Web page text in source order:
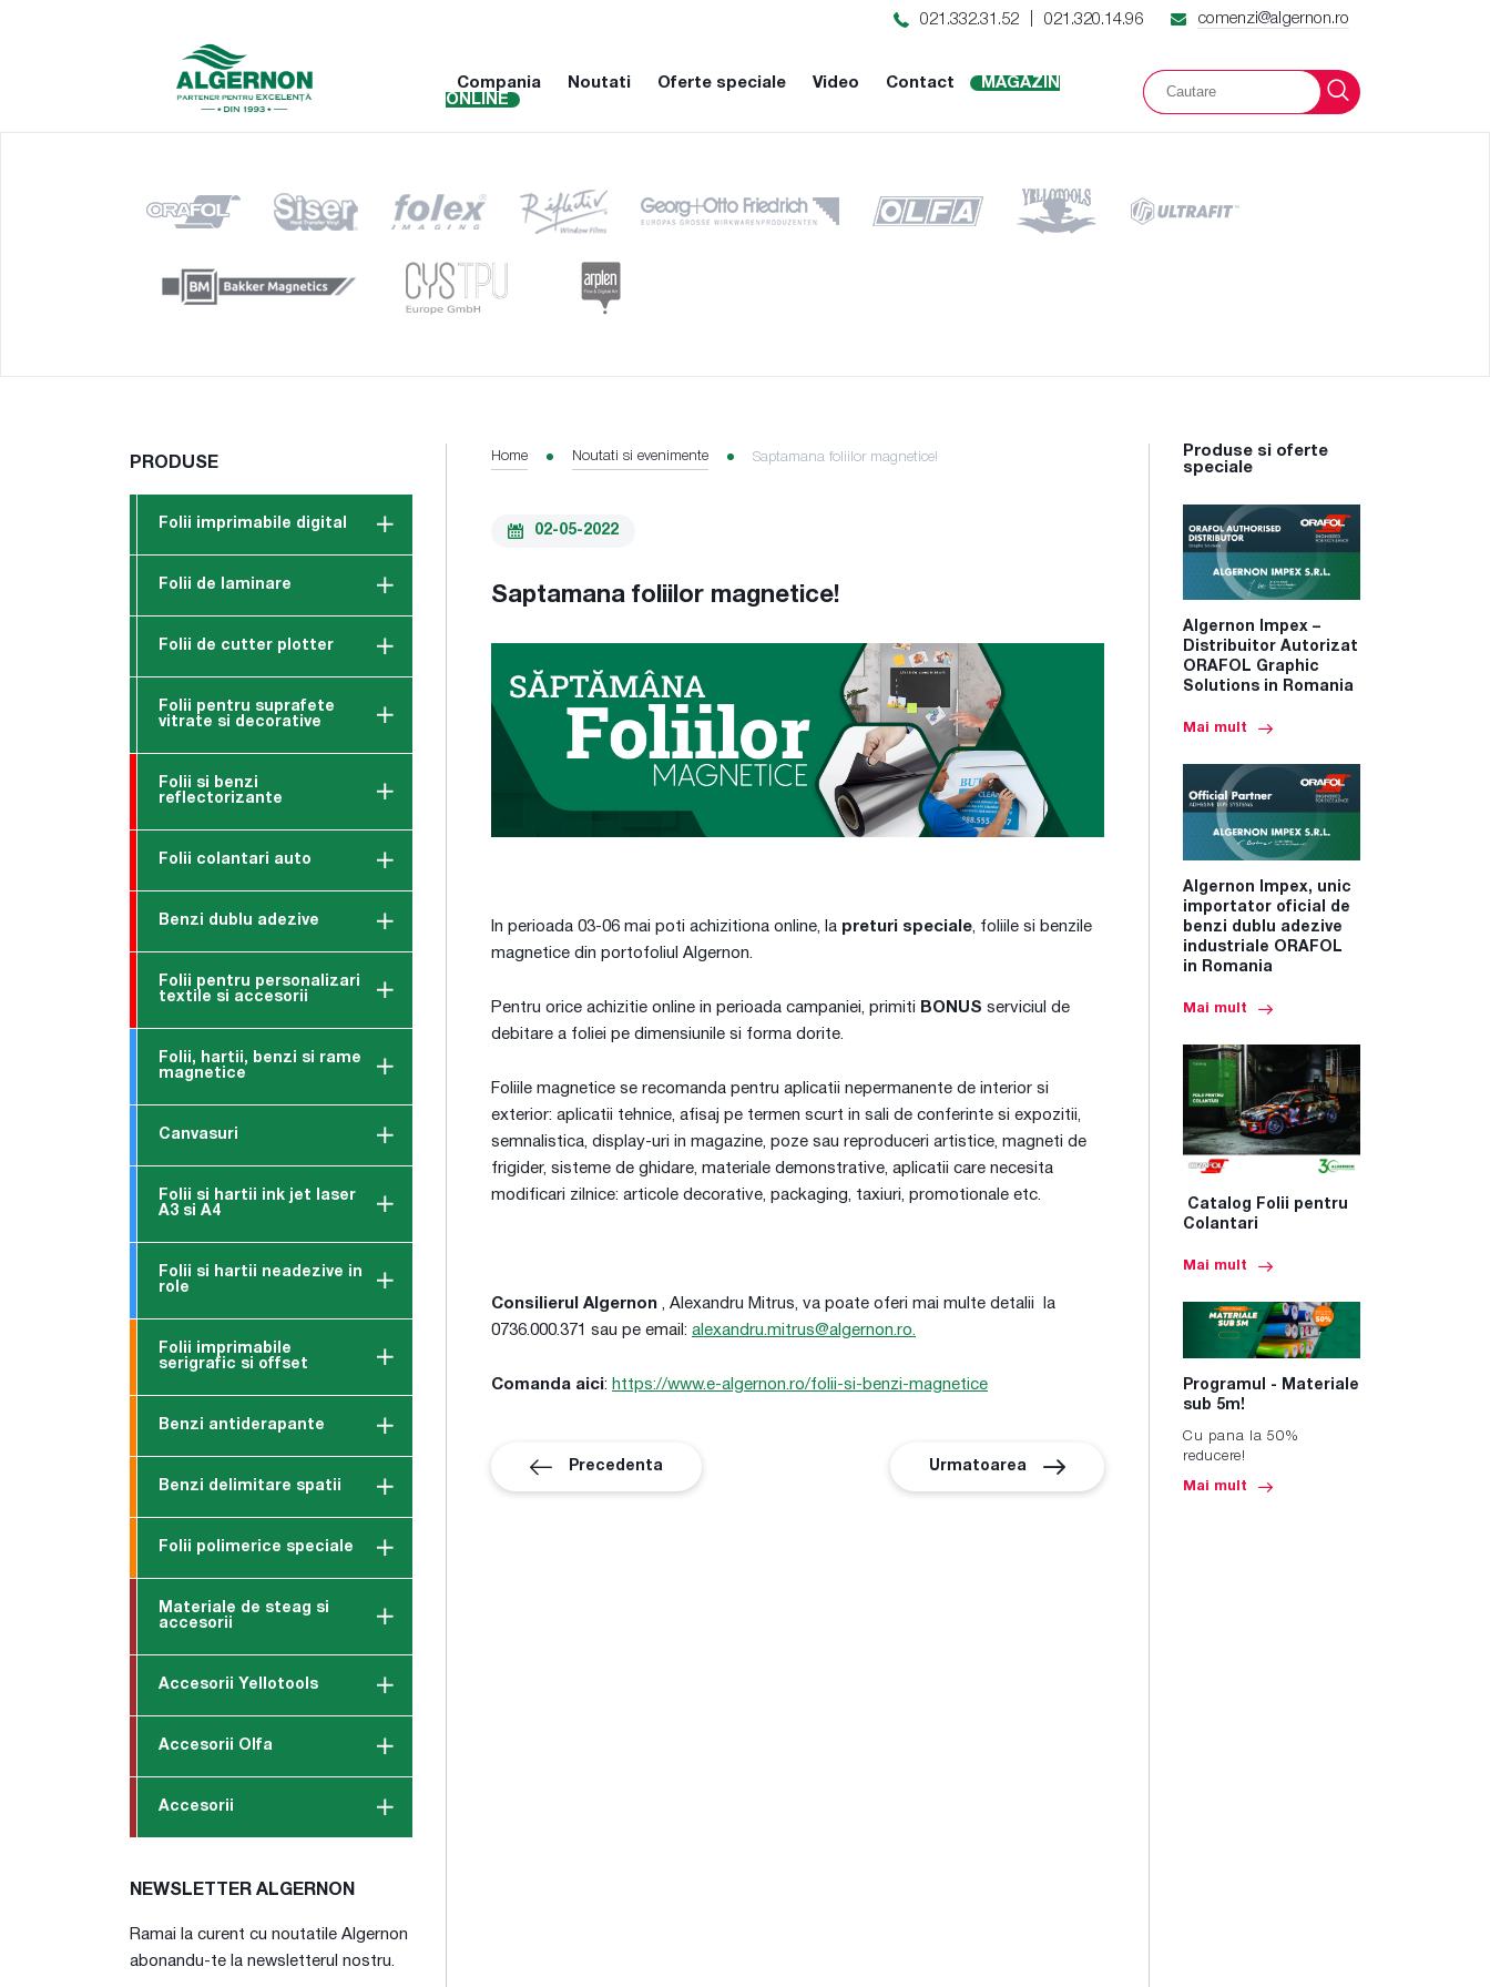
021.332.31.52 021.320.14.96 comenzi@algernon.ro
Compania Noutati Oferte speciale Video Contact
MAGAZIN
ONLINE
PRODUSE
Folii imprimabile digital
Folii de laminare
Folii de cutter plotter
Folii pentru suprafete
vitrate si decorative
Folii si benzi
reflectorizante
Folii colantari auto
Benzi dublu adezive
Folii pentru personalizari
textile si accesorii
Folii, hartii, benzi si rame
magnetice
Canvasuri
Folii si hartii ink jet laser
A3 si A4
Folii si hartii neadezive in
role
Folii imprimabile
serigrafic si offset
Benzi antiderapante
Benzi delimitare spatii
Folii polimerice speciale
Materiale de steag si
accesorii
Accesorii Yellotools
Accesorii Olfa
Accesorii
NEWSLETTER ALGERNON
Ramai la curent cu noutatile Algernon
abonandu-te la newsletterul nostru.
Home Noutati si evenimente Saptamana foliilor magnetice!
02-05-2022
Saptamana foliilor magnetice!
In perioada 03-06 mai poti achizitiona online, la preturi speciale , foliile si benzile
magnetice din portofoliul Algernon.
Pentru orice achizitie online in perioada campaniei, primiti BONUS serviciul de
debitare a foliei pe dimensiunile si forma dorite.
Foliile magnetice se recomanda pentru aplicatii nepermanente de interior si
exterior: aplicatii tehnice, afisaj pe termen scurt in sali de conferinte si expozitii,
semnalistica, display-uri in magazine, poze sau reproduceri artistice, magneti de
frigider, sisteme de ghidare, materiale demonstrative, aplicatii care necesita
modificari zilnice: articole decorative, packaging, taxiuri, promotionale etc.
Consilierul Algernon
, Alexandru Mitrus, va poate oferi mai multe detalii la
0736.000.371 sau pe email: alexandru.mitrus@algernon.ro.
Comanda aici: https://www.e-algernon.ro/folii-si-benzi-magnetice
Precedenta Urmatoarea
Produse si oferte
speciale
Algernon Impex –
Distribuitor Autorizat
ORAFOL Graphic
Solutions in Romania
Mai mult
Algernon Impex, unic
importator oficial de
benzi dublu adezive
industriale ORAFOL
in Romania
Mai mult
Catalog Folii pentru
Colantari
Mai mult
Programul - Materiale
sub 5m!
Cu pana la 50%
reducere!
Mai mult